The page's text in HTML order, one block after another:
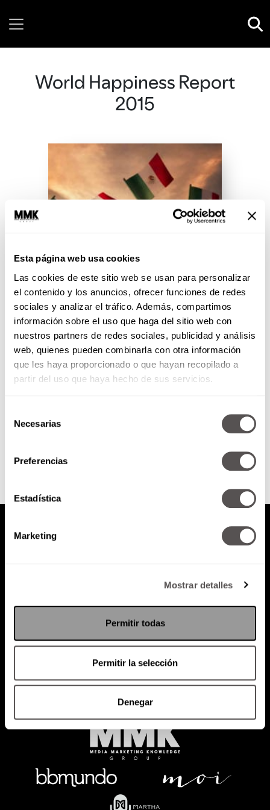
Esta página web usa cookies
Las cookies de este sitio web se usan para personalizar
el contenido y los anuncios, ofrecer funciones de redes
sociales y analizar el tráfico. Además, compartimos
información sobre el uso que haga del sitio web con
nuestros partners de redes sociales, publicidad y análisis
web, quienes pueden combinarla con otra información
que les haya proporcionado o que hayan recopilado a
partir del uso que haya hecho de sus servicios.
Necesarias
Preferencias
Estadística
Marketing
Mostrar detalles
Permitir todas
Permitir la selección
Denegar
World Happiness Report
2015
¿Por qué los mexicanos somos
tan felices?
Celebraciones, chistes, música,
clima, comida... ¿Por qué será?
Hoy te lo decimos.
Política de Privacidad
RADIO MARTHA